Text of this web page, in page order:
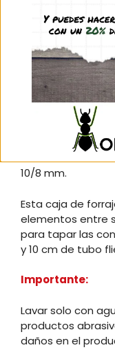
Descripción
Valoraciones
Caja de forrajeo
cuatro
10/8 mm.
Esta caja de
elementos entre
para tapar las
y 10 cm de tubo
Importante:
Lavar solo con
productos
daños en el